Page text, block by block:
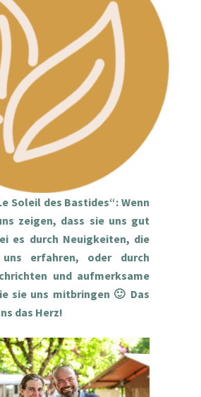
Soleil des Bastides“: Wenn
zeigen, dass sie uns gut
es durch Neuigkeiten, die
erfahren, oder durch
und aufmerksame
sie uns mitbringen 🙂 Das
das Herz!